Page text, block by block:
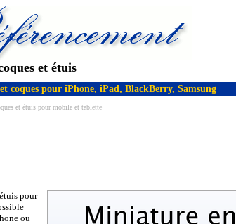
et étuis
coques pour iPhone, iPad, BlackBerry, Samsung
et étuis pour mobile et tablette
pour
ou